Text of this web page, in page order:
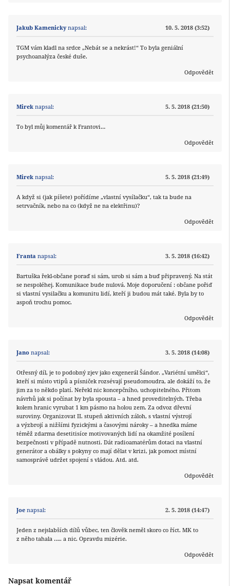
Jakub Kamenicky napsal: 10. 5. 2018 (3:52)
TGM vám kladl na srdce „Nebát se a nekrást!“ To byla geniální
psychoanalýza české duše.
Odpovědět
Mirek napsal: 5. 5. 2018 (21:50)
To byl můj komentář k Frantovi…
Odpovědět
Mirek napsal: 5. 5. 2018 (21:49)
A když si (jak píšete) pořídíme „vlastní vysílačku“, tak ta bude na
setrvačník, nebo na co (když ne na elektřinu)?
Odpovědět
Franta napsal: 3. 5. 2018 (16:42)
Bartuška řekl-občane poraď si sám, urob si sám a buď připravený. Na stát
se nespoléhej. Komunikace bude nulová. Moje doporučení : občane pořiď
si vlastní vysilačku a komunitu lidí, kteří ji budou mát také. Byla by to
aspoň trochu pomoc.
Odpovědět
Jano napsal: 3. 5. 2018 (14:08)
Otřesný díl, je to podobný zjev jako exgenerál Šándor. „Variétní umělci“,
kteří si místo vtipů a písniček rozsévají pseudomoudra, ale dokáží to, že
jim za to někdo platí. Neřekl nic koncepčního, uchopitelného. Přitom
návrhů jak si počínat by byla spousta – a hned proveditelných. Třeba
kolem hranic vyrubat 1 km pásmo na holou zem. Za odvoz dřevní
suroviny. Organizovat II. stupeň aktivních záloh, s vlastní výstrojí
a výzbrojí a nižšími fyzickými a časovými nároky – a hnedka máme
téměž zdarma desetitisíce motivovaných lidí na okamžité posílení
bezpečnosti v případě nutnosti. Dát radioamatérům dotaci na vlastní
generátor a obálky s pokyny co mají dělat v krizi, jak pomoct místní
samosprávě udržet spojení s vládou. Atd. atd.
Odpovědět
Joe napsal: 2. 5. 2018 (14:47)
Jeden z nejslabších dílů vůbec, ten člověk neměl skoro co říct. MK to
z něho tahala ….. a nic. Opravdu mizérie.
Odpovědět
Napsat komentář